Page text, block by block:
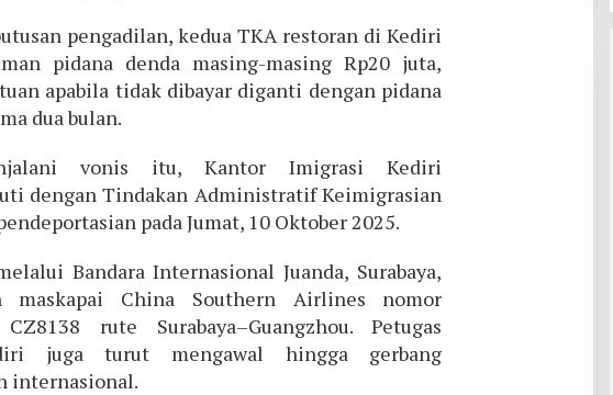
pengadilan, kedua TKA restoran di Kediri
pidana denda masing-masing Rp20 juta,
apabila tidak dibayar diganti dengan pidana
dua bulan.
vonis itu, Kantor Imigrasi Kediri
dengan Tindakan Administratif Keimigrasian
pada Jumat, 10 Oktober 2025.
Bandara Internasional Juanda, Surabaya,
maskapai China Southern Airlines nomor
CZ8138 rute Surabaya–Guangzhou. Petugas
juga turut mengawal hingga gerbang
internasional.